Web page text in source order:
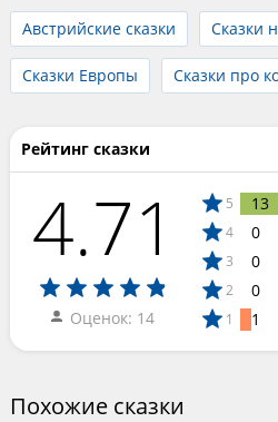
Австрийские сказки
Сказки
Сказки Европы Сказки про
Рейтинг сказки
4.71
Оценок: 14
5 13
4 0
3 0
2 0
1 1
Похожие сказки